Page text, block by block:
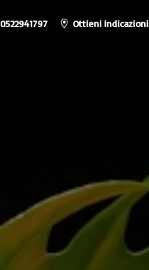
0522941797 Ottieni indicazioni